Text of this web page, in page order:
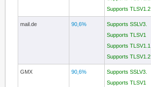
Supports TLSV1.2
mail.de 90,6%
Supports SSLV3.
Supports TLSV1
Supports TLSV1.1
Supports TLSV1.2
GMX 90,6%
Supports SSLV3.
Supports TLSV1